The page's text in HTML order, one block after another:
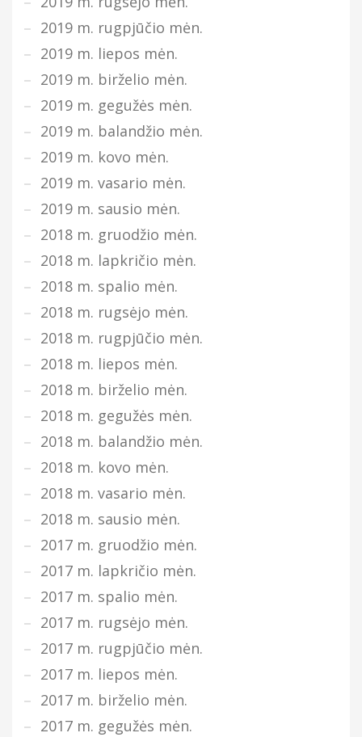
2019 m. rugpjūčio mėn.
2019 m. liepos mėn.
2019 m. birželio mėn.
2019 m. gegužės mėn.
2019 m. balandžio mėn.
2019 m. kovo mėn.
2019 m. vasario mėn.
2019 m. sausio mėn.
2018 m. gruodžio mėn.
2018 m. lapkričio mėn.
2018 m. spalio mėn.
2018 m. rugsėjo mėn.
2018 m. rugpjūčio mėn.
2018 m. liepos mėn.
2018 m. birželio mėn.
2018 m. gegužės mėn.
2018 m. balandžio mėn.
2018 m. kovo mėn.
2018 m. vasario mėn.
2018 m. sausio mėn.
2017 m. gruodžio mėn.
2017 m. lapkričio mėn.
2017 m. spalio mėn.
2017 m. rugsėjo mėn.
2017 m. rugpjūčio mėn.
2017 m. liepos mėn.
2017 m. birželio mėn.
2017 m. gegužės mėn.